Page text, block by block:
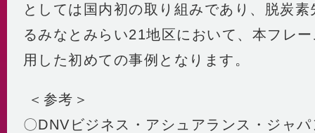
としては国内初の取り組みであり、脱炭
るみなとみらい21地区において、本フレ
用した初めての事例となります。
＜参考＞
〇DNVビジネス・アシュアランス・ジャ